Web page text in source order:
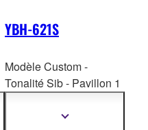
YBH-621S
Modèle Custom -
Tonalité Sib - Pavillon 1
mm - Perce ML : 11,65
Afficher